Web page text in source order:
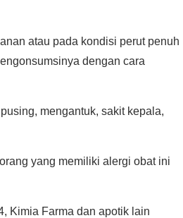
atau pada kondisi perut penuh
dengan cara
mengantuk, sakit kepala,
yang memiliki alergi obat ini
Kimia Farma dan apotik lain